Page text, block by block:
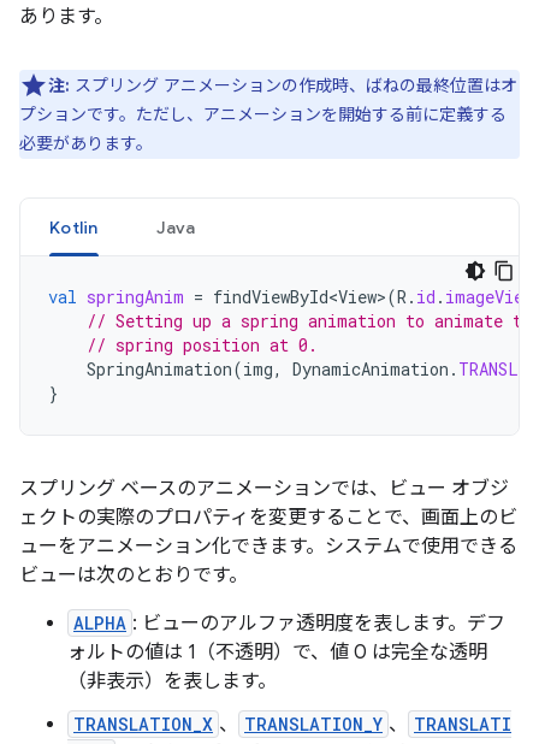
あります。
注: スプリング アニメーションの作成時、ばねの最終位置はオ
プションです。ただし、アニメーションを開始する前に定義する
必要があります。
Kotlin Java
val springAnim = findViewById<View>(R . id . imageView
// Setting up a spring animation to animate
// spring position at 0.
SpringAnimation(img, DynamicAnimation .
}
スプリング ベースのアニメーションでは、ビュー オブジ
ェクトの実際のプロパティを変更することで、画面上のビ
ューをアニメーション化できます。システムで使用できる
ビューは次のとおりです。
ALPHA : ビューのアルファ透明度を表します。デフ
ォルトの値は 1（不透明）で、値 0 は完全な透明
（非表示）を表します。
TRANSLATION_X 、 TRANSLATION_Y 、
TRANSLATI